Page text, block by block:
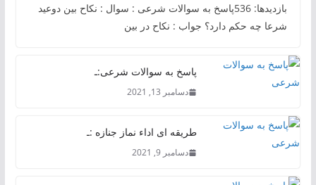
بازدیدها: 536پاسخ به سوالات شرعی : سوال : نکاح بین دوعید
شرعا چه حکم دارد؟ جواب : نکاح در بین
پاسخ به سوالات شرعی:ـ
دسامبر 13, 2021
طریقه ای اداء نماز جنازه :ـ
دسامبر 9, 2021